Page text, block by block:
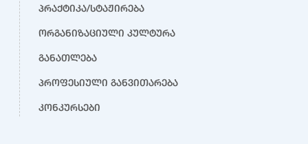
პრაქტიკა/სტაჟირება
ორგანიზაციული კულტურა
განათლება
პროფესიული განვითარება
კონკურსები